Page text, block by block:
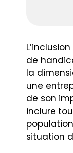
de
la
une
de son
inclure
situation